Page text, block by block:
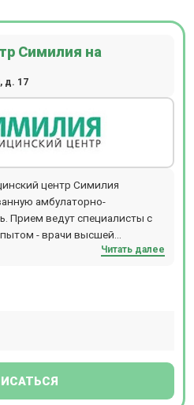
Симилия на
д. 17
центр Симилия
амбулаторно-
Прием ведут специалисты с
- врачи высшей
ведущих стационаров
Читать далее